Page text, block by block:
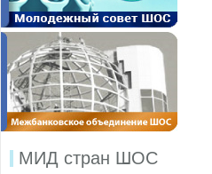
МИД стран ШОС